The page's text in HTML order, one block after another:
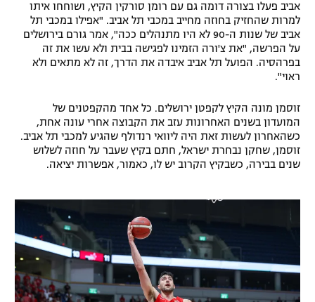
לוח דרושים – ג'ובנט
תגיות
המגזין
אביב פעלו בצורה דומה גם עם רומן סורקין הקיץ, ושוחחו איתו
למרות שהחזיק בחוזה מחייב במכבי תל אביב. "אפילו במכבי תל
אביב של שנות ה-90 לא היו מתנהלים ככה", אמר גורם בירושלים
על הפרשה, "את צ'ורה הזמינו לפגישה בבית ולא עשו את זה
בפרהסיה. הפועל תל אביב איבדה את הדרך, זה לא מתאים ולא
ראוי".
זוסמן מונה הקיץ לקפטן ירושלים. כל אחד מהקפטנים של
המועדון בשנים האחרונות עזב את הקבוצה אחרי עונה אחת,
כשהאחרון לעשות זאת היה ליוואי רנדולף שהגיע למכבי תל אביב.
זוסמן, שחקן נבחרת ישראל, חתם בקיץ שעבר על חוזה לשלוש
שנים בבירה, כשבקיץ הקרוב יש לו, כאמור, אפשרות יציאה.